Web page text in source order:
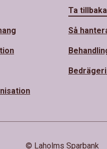
Ta
Så
© Laholms Sparbank